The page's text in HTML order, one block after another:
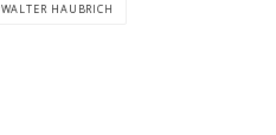
WALTER HAUBRICH